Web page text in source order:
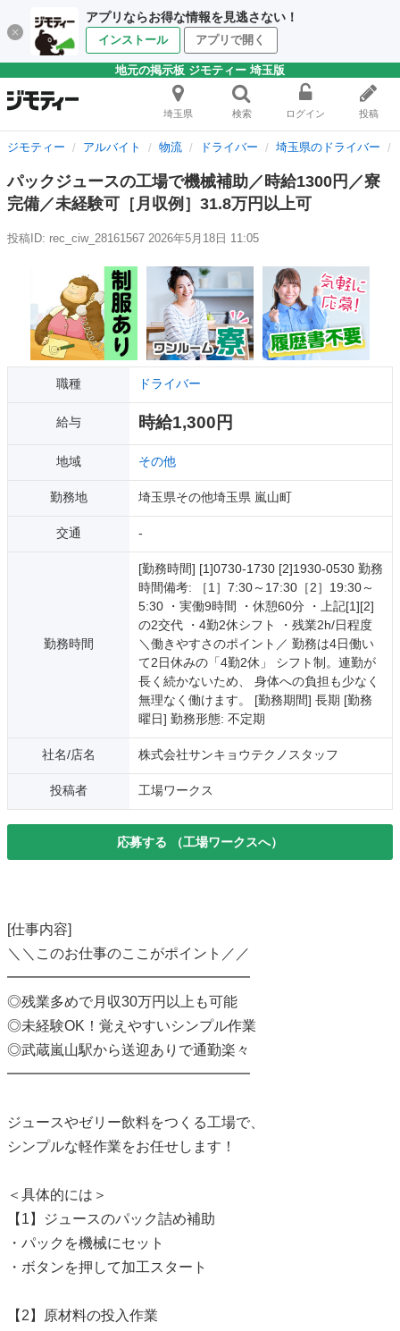
アプリならお得な情報を見逃さない！
インストール アプリで開く
地元の掲示板 ジモティー 埼玉版
埼玉県 検索 ログイン 投稿
ジモティー アルバイト 物流 ドライバー 埼玉県のドライバー
パックジュースの工場で機械補助／時給1300円／寮
完備／未経験可［月収例］31.8万円以上可
投稿ID: rec_ciw_28161567 2026年5月18日 11:05
職種 ドライバー
給与 時給1,300円
地域 その他
勤務地 埼玉県その他埼玉県 嵐山町
交通 -
勤務時間
[勤務時間] [1]0730-1730 [2]1930-0530 勤務
時間備考: ［1］7:30～17:30［2］19:30～
5:30 ・実働9時間 ・休憩60分 ・上記[1][2]
の2交代 ・4勤2休シフト ・残業2h/日程度
＼働きやすさのポイント／ 勤務は4日働い
て2日休みの「4勤2休」 シフト制。連勤が
長く続かないため、 身体への負担も少なく
無理なく働けます。 [勤務期間] 長期 [勤務
曜日] 勤務形態: 不定期
社名/店名 株式会社サンキョウテクノスタッフ
投稿者 工場ワークス
応募する （工場ワークスへ）
[仕事内容]
＼＼このお仕事のここがポイント／／
━━━━━━━━━━━━━━━━━
◎残業多めで月収30万円以上も可能
◎未経験OK！覚えやすいシンプル作業
◎武蔵嵐山駅から送迎ありで通勤楽々
━━━━━━━━━━━━━━━━━
ジュースやゼリー飲料をつくる工場で、
シンプルな軽作業をお任せします！
＜具体的には＞
【1】ジュースのパック詰め補助
・パックを機械にセット
・ボタンを押して加工スタート
【2】原材料の投入作業